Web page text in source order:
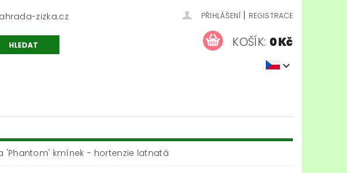
zizka.cz PŘIHLÁŠENÍ | REGISTRACE
KOŠÍK: 0 Kč
'Phantom' kmínek - hortenzie latnatá